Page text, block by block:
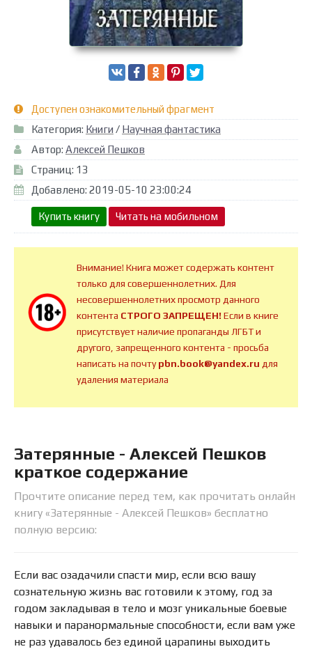
Доступен ознакомительный фрагмент
Категория: Книги / Научная фантастика
Автор: Алексей Пешков
Страниц: 13
Добавлено: 2019-05-10 23:00:24
Купить книгу Читать на мобильном
Внимание! Книга может содержать контент
только для совершеннолетних. Для
несовершеннолетних просмотр данного
контента СТРОГО ЗАПРЕЩЕН!Если в книге
присутствует наличие пропаганды ЛГБТ и
другого, запрещенного контента - просьба
написать на почтуpbn.book@yandex.ru для
удаления материала
Затерянные - Алексей Пешков
краткое содержание
Прочтите описание перед тем, как прочитать онлайн
книгу «Затерянные - Алексей Пешков» бесплатно
полную версию:
Если вас озадачили спасти мир, если всю вашу
сознательную жизнь вас готовили к этому, год за
годом закладывая в тело и мозг уникальные боевые
навыки и паранормальные способности, если вам уже
не раз удавалось без единой царапины выходить